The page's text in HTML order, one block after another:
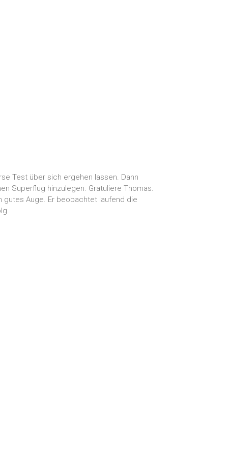
Test über sich ergehen lassen. Dann
Superflug hinzulegen. Gratuliere Thomas.
Auge. Er beobachtet laufend die